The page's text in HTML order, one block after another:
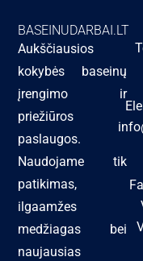
BASEINUDARBAI.LT
Aukščiausios
kokybės baseinų
įrengimo ir
priežiūros
paslaugos.
Naudojame tik
patikimas,
ilgaamžes
medžiagas bei
naujausias